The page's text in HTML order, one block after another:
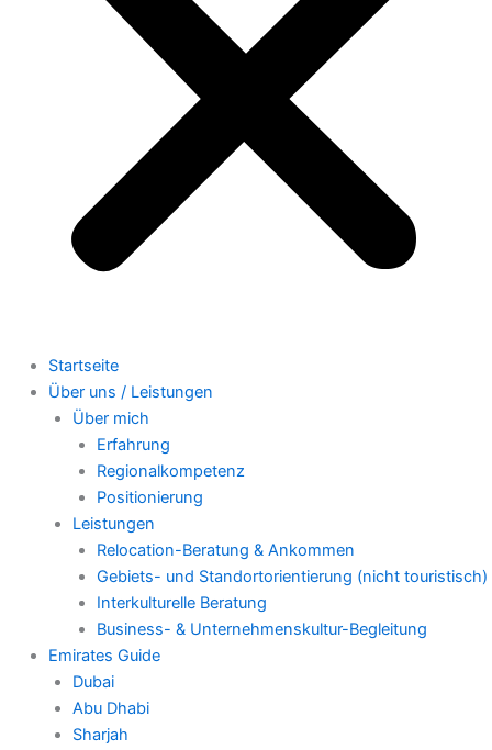
Startseite
Über uns / Leistungen
Über mich
Erfahrung
Regionalkompetenz
Positionierung
Leistungen
Relocation-Beratung & Ankommen
Gebiets- und Standortorientierung (nicht touristisch)
Interkulturelle Beratung
Business- & Unternehmenskultur-Begleitung
Emirates Guide
Dubai
Abu Dhabi
Sharjah